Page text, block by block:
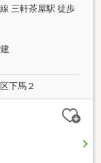
提案をいたしま
ませ。物件の確
号までご連絡下
でもお待ちして
三軒茶屋駅 徒歩
下馬２